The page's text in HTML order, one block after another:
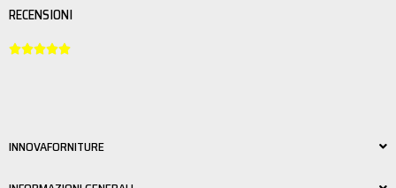
RECENSIONI

INNOVAFORNITURE